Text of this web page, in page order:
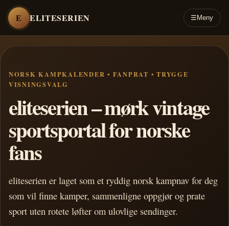
E ELITESERIEN ☰ Meny
NORSK KAMPKALENDER • FANPRAT • TRYGGE
VISNINGSVALG
eliteserien – mørk vintage
sportsportal for norske
fans
eliteserien er laget som et ryddig norsk kampnav for deg
som vil finne kamper, sammenligne oppgjør og prate
sport uten rotete løfter om ulovlige sendinger.